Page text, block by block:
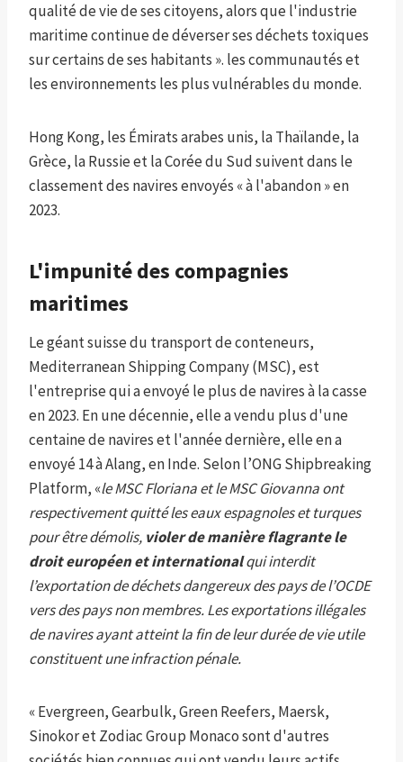
qualité de vie de ses citoyens, alors que l'industrie
maritime continue de déverser ses déchets toxiques
sur certains de ses habitants ». les communautés et
les environnements les plus vulnérables du monde.
Hong Kong, les Émirats arabes unis, la Thaïlande, la
Grèce, la Russie et la Corée du Sud suivent dans le
classement des navires envoyés « à l'abandon » en
2023.
L'impunité des compagnies
maritimes
Le géant suisse du transport de conteneurs,
Mediterranean Shipping Company (MSC), est
l'entreprise qui a envoyé le plus de navires à la casse
en 2023. En une décennie, elle a vendu plus d'une
centaine de navires et l'année dernière, elle en a
envoyé 14 à Alang, en Inde. Selon l’ONG Shipbreaking
Platform, «le MSC Floriana et le MSC Giovanna ont
respectivement quitté les eaux espagnoles et turques
pour être démolis, violer de manière flagrante le
droit européen et internationalqui interdit
l’exportation de déchets dangereux des pays de l’OCDE
vers des pays non membres. Les exportations illégales
de navires ayant atteint la fin de leur durée de vie utile
constituent une infraction pénale.
« Evergreen, Gearbulk, Green Reefers, Maersk,
Sinokor et Zodiac Group Monaco sont d'autres